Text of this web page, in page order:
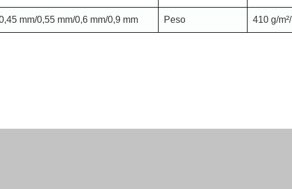
mm/0,55 mm/0,6 mm/0,9 mm Peso 410 g/